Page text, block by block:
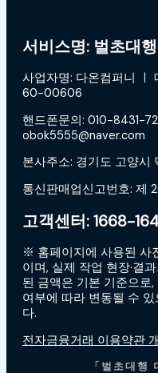
서비스명: 벌초대
사업자명: 다온컴퍼니 ㅣ
60-00606
핸드폰문의: 010-8431-
obok5555@naver.com
본사주소: 경기도 고양시
통신판매업신고번호: 제
고객센터: 1668-
※ 홈페이지에 사용된 사
이며, 실제 작업 현장·결
된 금액은 기본 기준으로,
여부에 따라 변동될 수
다.
전자금융거래 이용약관
「벌초대행